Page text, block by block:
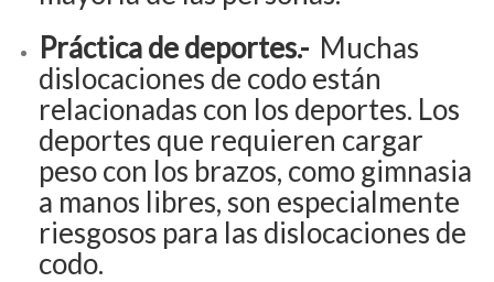
Práctica de deportes.- Muchas
dislocaciones de codo están
relacionadas con los deportes. Los
deportes que requieren cargar
peso con los brazos, como gimnasia
a manos libres, son especialmente
riesgosos para las dislocaciones de
codo.